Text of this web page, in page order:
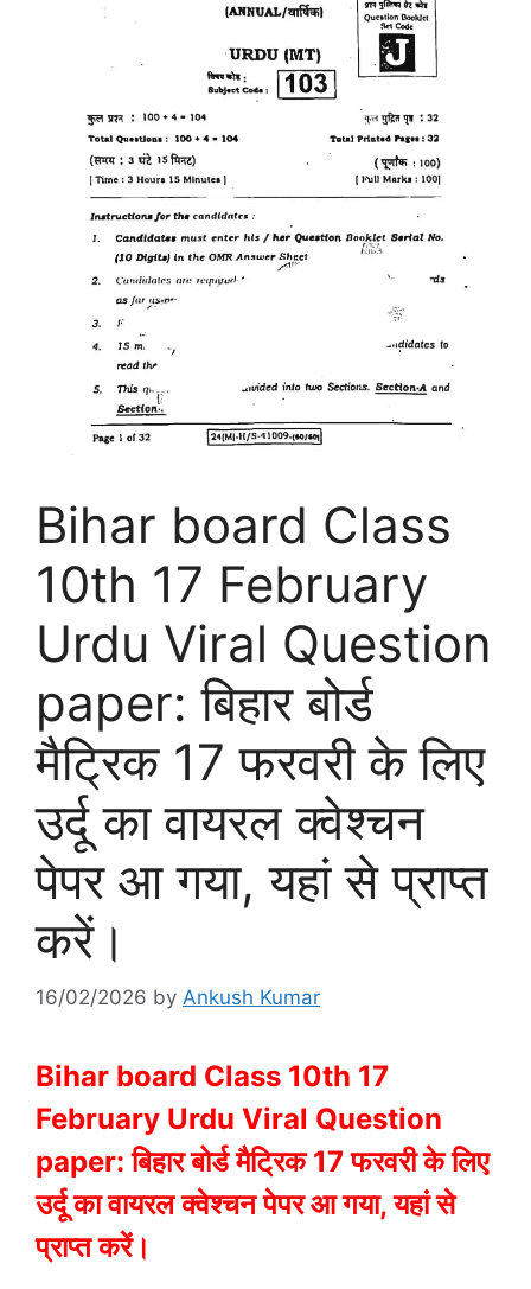
Bihar board Class
10th 17 February
Urdu Viral Question
paper: बिहार बोर्ड
मैट्रिक 17 फरवरी के लिए
उर्दू का वायरल क्वेश्चन
पेपर आ गया, यहां से प्राप्त
करें।
16/02/2026 by Ankush Kumar
Bihar board Class 10th 17
February Urdu Viral Question
paper: बिहार बोर्ड मैट्रिक 17 फरवरी के लिए
उर्दू का वायरल क्वेश्चन पेपर आ गया, यहां से
प्राप्त करें।